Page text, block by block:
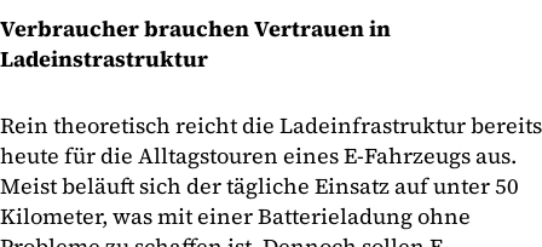
Verbraucher brauchen Vertrauen in
Ladeinstrastruktur
Rein theoretisch reicht die Ladeinfrastruktur bereits
heute für die Alltagstouren eines E-Fahrzeugs aus.
Meist beläuft sich der tägliche Einsatz auf unter 50
Kilometer, was mit einer Batterieladung ohne